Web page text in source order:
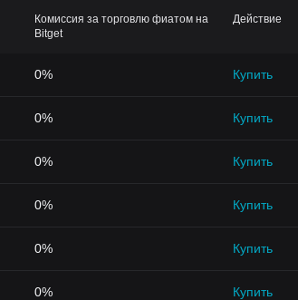
Комиссия за торговлю фиатом на
Bitget
Действие
0% Купить
0% Купить
0% Купить
0% Купить
0% Купить
0% Купить